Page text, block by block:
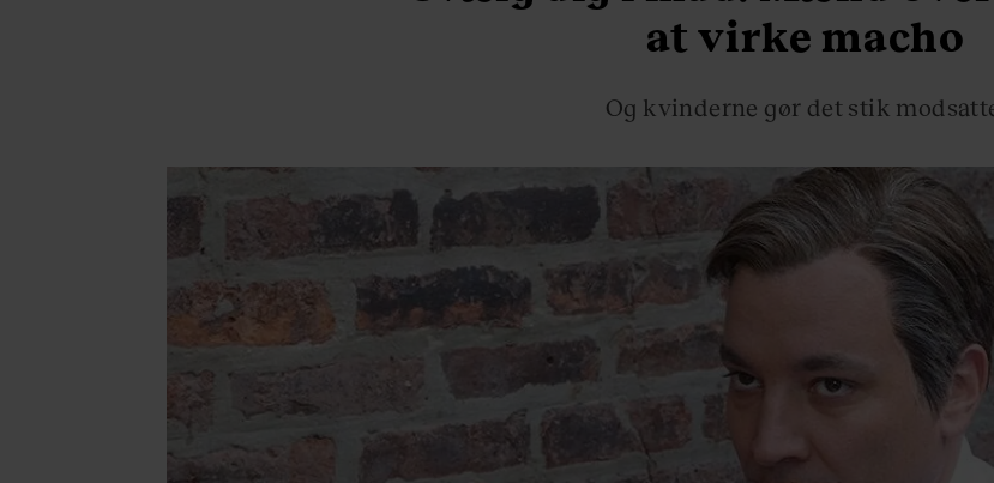
at virke macho
Og kvinderne gør det stik